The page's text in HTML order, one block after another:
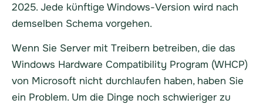
2025. Jede künftige Windows-Version wird nach
demselben Schema vorgehen.
Wenn Sie Server mit Treibern betreiben, die das
Windows Hardware Compatibility Program (WHCP)
von Microsoft nicht durchlaufen haben, haben Sie
ein Problem. Um die Dinge noch schwieriger zu